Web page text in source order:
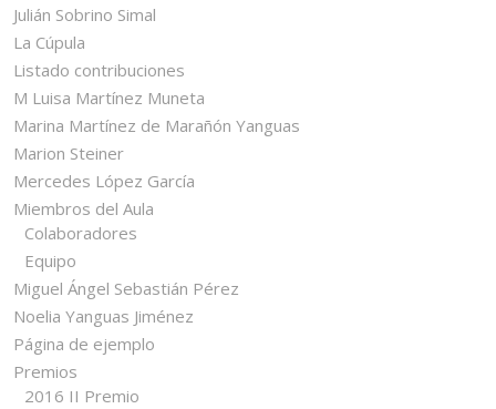
Julián Sobrino Simal
La Cúpula
Listado contribuciones
M Luisa Martínez Muneta
Marina Martínez de Marañón Yanguas
Marion Steiner
Mercedes López García
Miembros del Aula
Colaboradores
Equipo
Miguel Ángel Sebastián Pérez
Noelia Yanguas Jiménez
Página de ejemplo
Premios
2016 II Premio